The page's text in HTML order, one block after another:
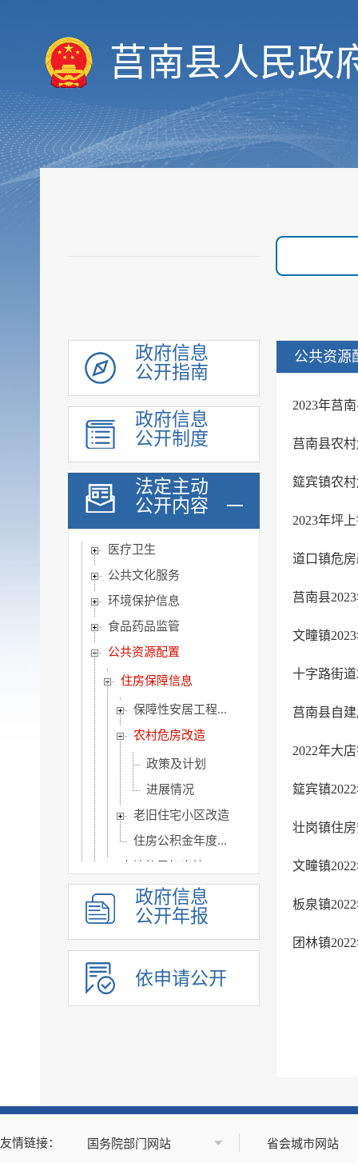
莒南县人民政
政府信息
公开指南
政府信息
公开制度
法定主动
公开内容
财政信息
行政权力
价格与收费
优化服务
优化营商环境
脱贫攻坚
社会救助
社会福利
社会保险
养老服务
稳岗就业
医疗卫生
公共文化服务
环境保护信息
食品药品监管
公共资源配置
住房保障信息
保障性安居工程...
农村危房改造
政策及计划
进展情况
老旧住宅小区改造
住房公积金年度...
政府采购交易信息
国有产权交易
工程建设项目招投标
矿业权出让
突发事件及灾害事故应...
政府信息
公开年报
依申请公开
公共资源
2023年莒
莒南县农
筵宾镇农
2023年坪
道口镇危
莒南县
文疃镇
十字路街
莒南县自
2022年大
筵宾镇
壮岗镇住
文疃镇
板泉镇
团林镇